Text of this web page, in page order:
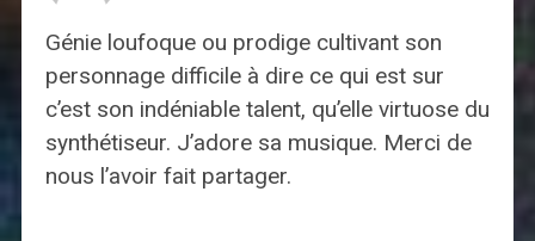
Génie loufoque ou prodige cultivant son
personnage difficile à dire ce qui est sur
c’est son indéniable talent, qu’elle virtuose du
synthétiseur. J’adore sa musique. Merci de
nous l’avoir fait partager.